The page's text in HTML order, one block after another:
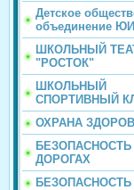
Детское
объединение
ШКОЛЬНЫЙ
"РОСТОК"
ШКОЛЬНЫЙ
СПОРТИВНЫЙ
ОХРАНА
БЕЗОПАСНОСТЬ
ДОРОГАХ
БЕЗОПАСНОСТЬ